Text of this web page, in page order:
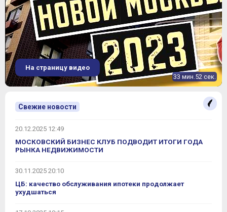
33 мин.52 сек.
На страницу видео
Свежие новости
20.12.2025 12:49
МОСКОВСКИЙ БИЗНЕС КЛУБ ПОДВОДИТ ИТОГИ ГОДА
РЫНКА НЕДВИЖИМОСТИ
30.11.2025 20:10
ЦБ: качество обслуживания ипотеки продолжает
ухудшаться